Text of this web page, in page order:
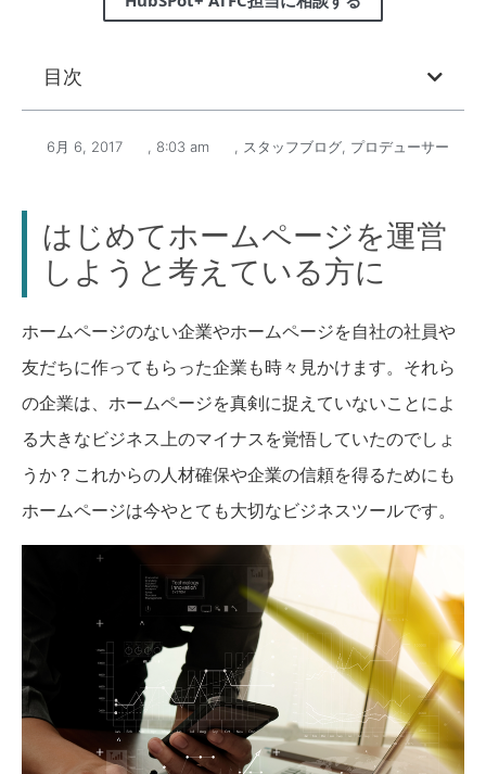
目次
6月 6, 2017 , 8:03 am , スタッフブログ, プロデューサー
はじめてホームページを運営
しようと考えている方に
ホームページのない企業やホームページを自社の社員や
友だちに作ってもらった企業も時々見かけます。それら
の企業は、ホームページを真剣に捉えていないことによ
る大きなビジネス上のマイナスを覚悟していたのでしょ
うか？これからの人材確保や企業の信頼を得るためにも
ホームページは今やとても大切なビジネスツールです。